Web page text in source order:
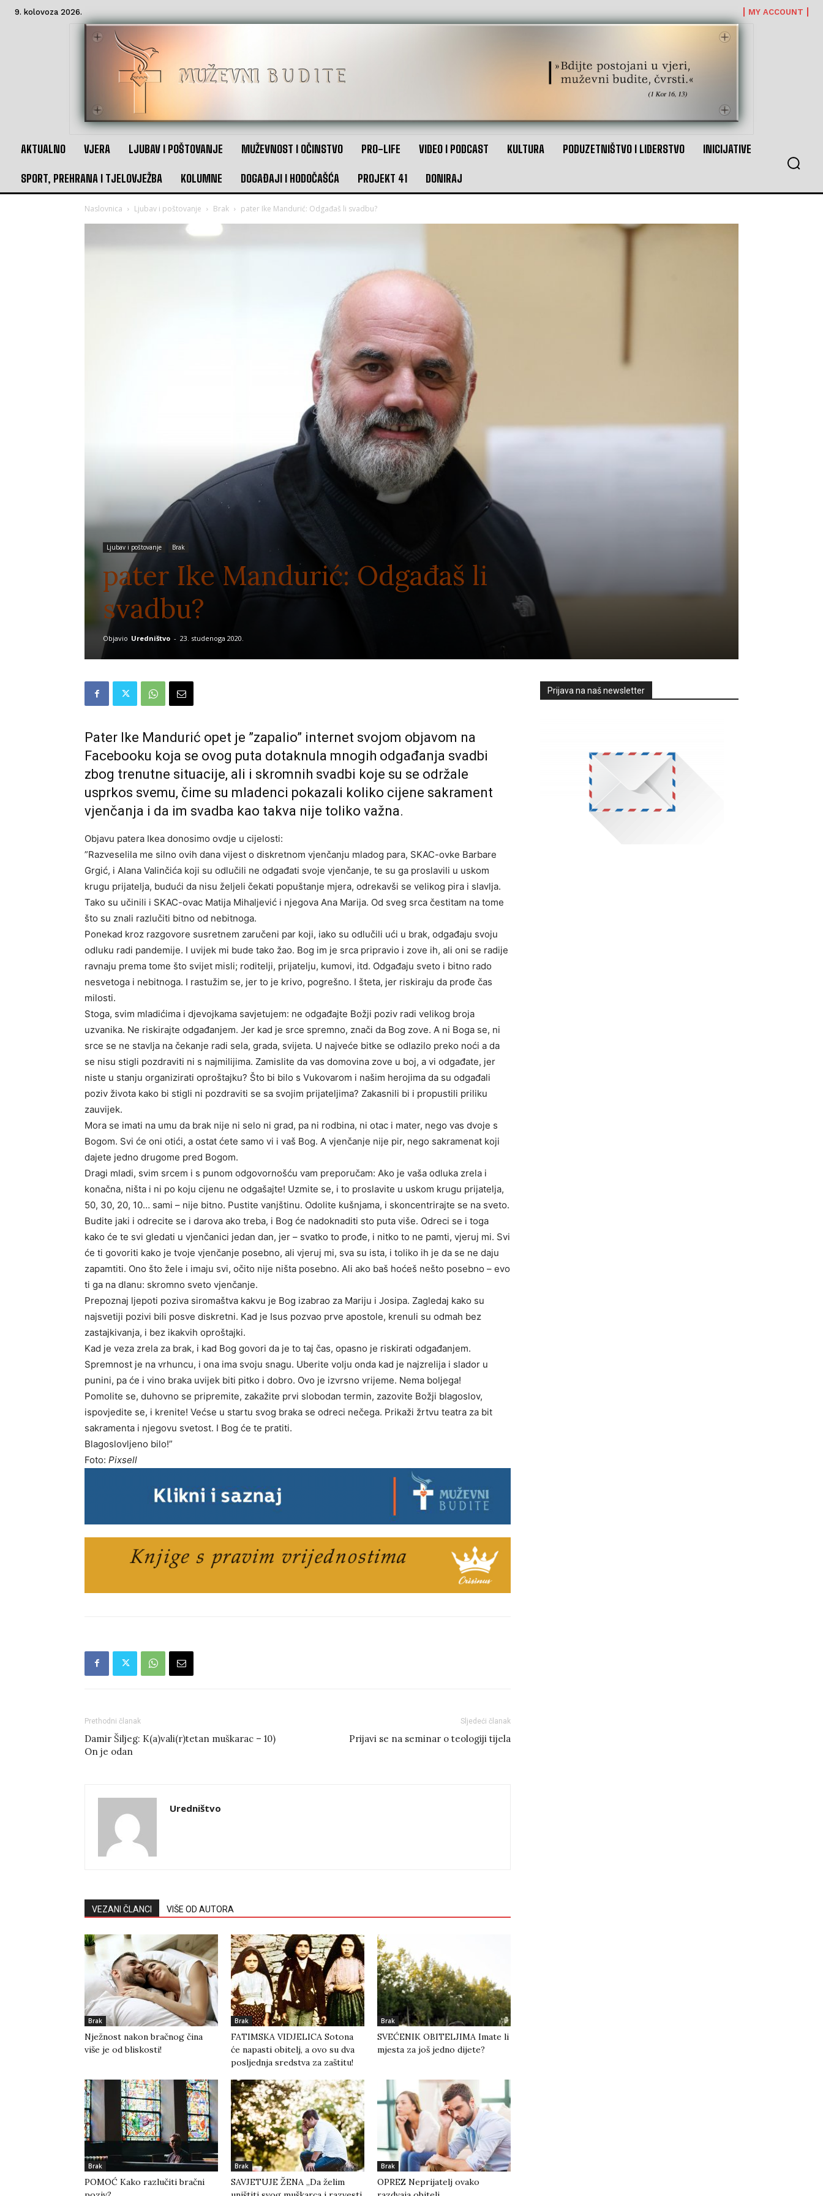
9. kolovoza 2026. MY ACCOUNT
AKTUALNO VJERA LJUBAV I POŠTOVANJE MUŽEVNOST I OČINSTVO PRO-LIFE VIDEO I PODCAST KULTURA PODUZETNIŠTVO I LIDERSTVO INICIJATIVE
SPORT, PREHRANA I TJELOVJEŽBA KOLUMNE DOGAĐAJI I HODOČAŠĆA PROJEKT 41 DONIRAJ
Naslovnica Ljubav i poštovanje Brak pater Ike Mandurić: Odgađaš li svadbu?
Ljubav i poštovanje Brak
pater Ike Mandurić: Odgađaš li
svadbu?
Objavio Uredništvo - 23. studenoga 2020.
Pater Ike Mandurić opet je ”zapalio” internet svojom objavom na
Facebooku koja se ovog puta dotaknula mnogih odgađanja svadbi
zbog trenutne situacije, ali i skromnih svadbi koje su se održale
usprkos svemu, čime su mladenci pokazali koliko cijene sakrament
vjenčanja i da im svadba kao takva nije toliko važna.
Objavu patera Ikea donosimo ovdje u cijelosti:
”Razveselila me silno ovih dana vijest o diskretnom vjenčanju mladog para, SKAC-ovke Barbare
Grgić, i Alana Valinčića koji su odlučili ne odgađati svoje vjenčanje, te su ga proslavili u uskom
krugu prijatelja, budući da nisu željeli čekati popuštanje mjera, odrekavši se velikog pira i slavlja.
Tako su učinili i SKAC-ovac Matija Mihaljević i njegova Ana Marija. Od sveg srca čestitam na tome
što su znali razlučiti bitno od nebitnoga.
Ponekad kroz razgovore susretnem zaručeni par koji, iako su odlučili ući u brak, odgađaju svoju
odluku radi pandemije. I uvijek mi bude tako žao. Bog im je srca pripravio i zove ih, ali oni se radije
ravnaju prema tome što svijet misli; roditelji, prijatelju, kumovi, itd. Odgađaju sveto i bitno rado
nesvetoga i nebitnoga. I rastužim se, jer to je krivo, pogrešno. I šteta, jer riskiraju da prođe čas
milosti.
Stoga, svim mladićima i djevojkama savjetujem: ne odgađajte Božji poziv radi velikog broja
uzvanika. Ne riskirajte odgađanjem. Jer kad je srce spremno, znači da Bog zove. A ni Boga se, ni
srce se ne stavlja na čekanje radi sela, grada, svijeta. U najveće bitke se odlazilo preko noći a da
se nisu stigli pozdraviti ni s najmilijima. Zamislite da vas domovina zove u boj, a vi odgađate, jer
niste u stanju organizirati oproštajku? Što bi bilo s Vukovarom i našim herojima da su odgađali
poziv života kako bi stigli ni pozdraviti se sa svojim prijateljima? Zakasnili bi i propustili priliku
zauvijek.
Mora se imati na umu da brak nije ni selo ni grad, pa ni rodbina, ni otac i mater, nego vas dvoje s
Bogom. Svi će oni otići, a ostat ćete samo vi i vaš Bog. A vjenčanje nije pir, nego sakramenat koji
dajete jedno drugome pred Bogom.
Dragi mladi, svim srcem i s punom odgovornošću vam preporučam: Ako je vaša odluka zrela i
konačna, ništa i ni po koju cijenu ne odgašajte! Uzmite se, i to proslavite u uskom krugu prijatelja,
50, 30, 20, 10… sami – nije bitno. Pustite vanjštinu. Odolite kušnjama, i skoncentrirajte se na sveto.
Budite jaki i odrecite se i darova ako treba, i Bog će nadoknaditi sto puta više. Odreci se i toga
kako će te svi gledati u vjenčanici jedan dan, jer – svatko to prođe, i nitko to ne pamti, vjeruj mi. Svi
će ti govoriti kako je tvoje vjenčanje posebno, ali vjeruj mi, sva su ista, i toliko ih je da se ne daju
zapamtiti. Ono što žele i imaju svi, očito nije ništa posebno. Ali ako baš hoćeš nešto posebno – evo
ti ga na dlanu: skromno sveto vjenčanje.
Prepoznaj ljepoti poziva siromaštva kakvu je Bog izabrao za Mariju i Josipa. Zagledaj kako su
najsvetiji pozivi bili posve diskretni. Kad je Isus pozvao prve apostole, krenuli su odmah bez
zastajkivanja, i bez ikakvih oproštajki.
Kad je veza zrela za brak, i kad Bog govori da je to taj čas, opasno je riskirati odgađanjem.
Spremnost je na vrhuncu, i ona ima svoju snagu. Uberite volju onda kad je najzrelija i slador u
punini, pa će i vino braka uvijek biti pitko i dobro. Ovo je izvrsno vrijeme. Nema boljega!
Pomolite se, duhovno se pripremite, zakažite prvi slobodan termin, zazovite Božji blagoslov,
ispovjedite se, i krenite! Većse u startu svog braka se odreci nečega. Prikaži žrtvu teatra za bit
sakramenta i njegovu svetost. I Bog će te pratiti.
Blagoslovljeno bilo!”
Foto: Pixsell
Prethodni članak
Damir Šiljeg: K(a)vali(r)tetan muškarac – 10)
On je odan
Sljedeći članak
Prijavi se na seminar o teologiji tijela
Uredništvo
VEZANI ČLANCI VIŠE OD AUTORA
Brak
Nježnost nakon bračnog čina
više je od bliskosti!
Brak
FATIMSKA VIDJELICA Sotona
će napasti obitelj, a ovo su dva
posljednja sredstva za zaštitu!
Brak
SVEĆENIK OBITELJIMA Imate li
mjesta za još jedno dijete?
Brak
POMOĆ Kako razlučiti bračni
Brak
SAVJETUJE ŽENA „Da želim
Brak
OPREZ Neprijatelj ovako
Prijava na naš newsletter